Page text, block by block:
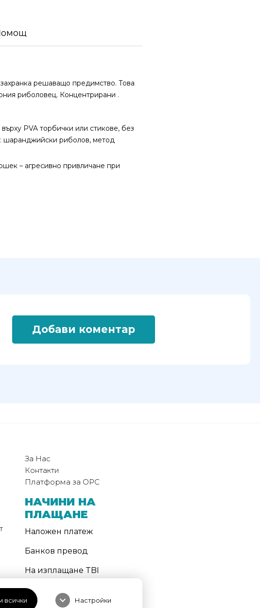
всички expand_more Настройки
решаващо предимство. Това
риболовец. Концентрирани .
PVA торбички или стикове, без
шаранджийски риболов, метод
– агресивно привличане при
Добави коментар
За Нас
Контакти
Платформа за ОРС
НАЧИНИ НА
ПЛАЩАНЕ
Наложен платеж
Банков превод
На изплащане TBI
МЕТОД НА
ДОСТАВКА